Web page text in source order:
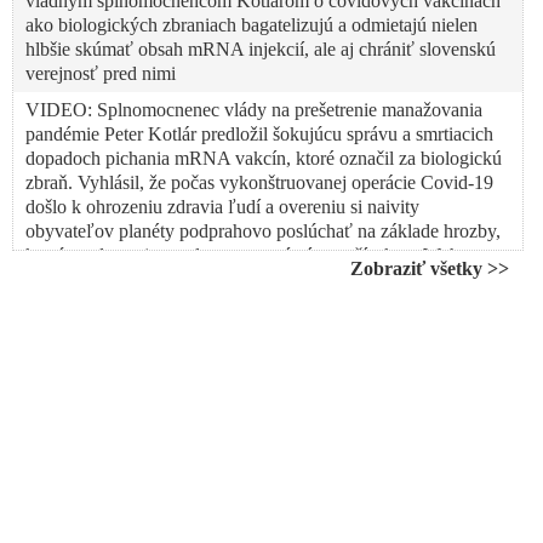
ako biologických zbraniach bagatelizujú a odmietajú nielen
hlbšie skúmať obsah mRNA injekcií, ale aj chrániť slovenskú
verejnosť pred nimi
VIDEO: Splnomocnenec vlády na prešetrenie manažovania
pandémie Peter Kotlár predložil šokujúcu správu a smrtiacich
dopadoch pichania mRNA vakcín, ktoré označil za biologickú
zbraň. Vyhlásil, že počas vykonštruovanej operácie Covid-19
došlo k ohrozeniu zdravia ľudí a overeniu si naivity
obyvateľov planéty podprahovo poslúchať na základe hrozby,
ktorú predstavuje umelo vytvorený vírus v čínskom Wuhane.
Ficovu vládu vyzval, aby očkovanie mRNA vakcínami
Zobraziť všetky >>